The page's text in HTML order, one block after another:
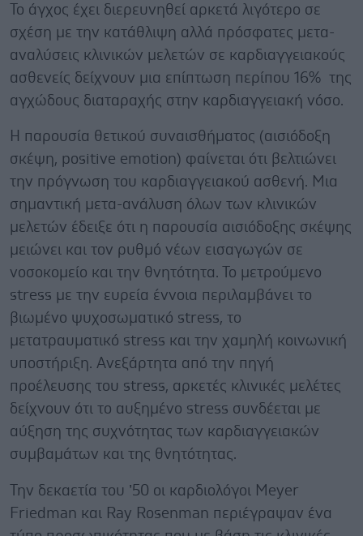
Το άγχος έχει διερευνηθεί αρκετά λιγότερο σε
σχέση με την κατάθλιψη αλλά πρόσφατες μετα-
αναλύσεις κλινικών μελετών σε καρδιαγγειακούς
ασθενείς δείχνουν μια επίπτωση περίπου 16% της
αγχώδους διαταραχής στην καρδιαγγειακή νόσο.
Η παρουσία θετικού συναισθήματος (αισιόδοξη
σκέψη, positive emotion) φαίνεται ότι βελτιώνει
την πρόγνωση του καρδιαγγειακού ασθενή. Μια
σημαντική μετα-ανάλυση όλων των κλινικών
μελετών έδειξε ότι η παρουσία αισιόδοξης σκέψης
μειώνει και τον ρυθμό νέων εισαγωγών σε
νοσοκομείο και την θνητότητα. Το μετρούμενο
stress με την ευρεία έννοια περιλαμβάνει το
βιωμένο ψυχοσωματικό stress, το
μετατραυματικό stress και την χαμηλή κοινωνική
υποστήριξη. Ανεξάρτητα από την πηγή
προέλευσης του stress, αρκετές κλινικές μελέτες
δείχνουν ότι το αυξημένο stress συνδέεται με
αύξηση της συχνότητας των καρδιαγγειακών
συμβαμάτων και της θνητότητας.
Την δεκαετία του ’50 οι καρδιολόγοι Meyer
Friedman και Ray Rosenman περιέγραψαν ένα